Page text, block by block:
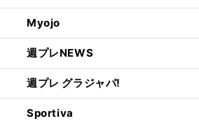
Myojo
週プレNEWS
週プレ グラジャパ!
Sportiva